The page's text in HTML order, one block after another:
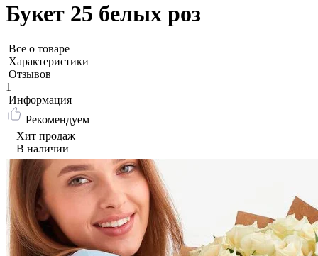
Букет 25 белых роз
Все о товаре
Характеристики
Отзывов
1
Информация
Рекомендуем
Хит продаж
В наличии